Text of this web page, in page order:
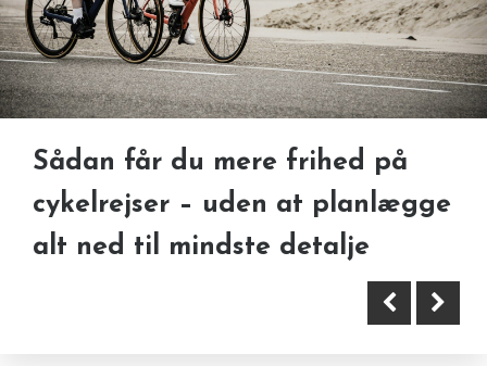
Sådan får du mere frihed på
cykelrejser – uden at planlægge
alt ned til mindste detalje
Sådan planlægger du en
stressfri grupperejse med